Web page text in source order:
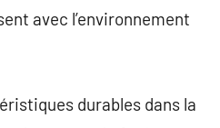
avec l’environnement
durables dans la